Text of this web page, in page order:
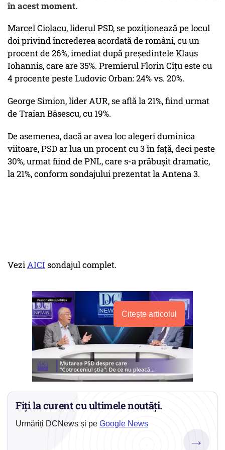
în acest moment.
Marcel Ciolacu, liderul PSD, se poziționează pe locul
doi privind încrederea acordată de români, cu un
procent de 26%, imediat după preşedintele Klaus
Iohannis, care are 35%. Premierul Florin Cîțu este cu
4 procente peste Ludovic Orban: 24% vs. 20%.
George Simion, lider AUR, se află la 21%, fiind urmat
de Traian Băsescu, cu 19%.
De asemenea, dacă ar avea loc alegeri duminica
viitoare, PSD ar lua un procent cu 3 în față, deci peste
30%, urmat fiind de PNL, care s-a prăbușit dramatic,
la 21%, conform sondajului prezentat la Antena 3.
VeziAICI sondajul complet.
Citește articolul
Fiți la curent cu ultimele noutăți.
Urmăriți DCNews și pe Google News
→